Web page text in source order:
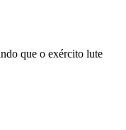
que o exército lute